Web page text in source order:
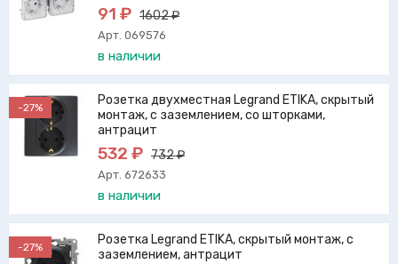
91 ₽ 1602 ₽
Арт. 069576
в наличии
-27%
Розетка двухместная Legrand ETIKA, скрытый
монтаж, с заземлением, со шторками,
антрацит
532 ₽ 732 ₽
Арт. 672633
в наличии
-27%
Розетка Legrand ETIKA, скрытый монтаж, с
заземлением, антрацит